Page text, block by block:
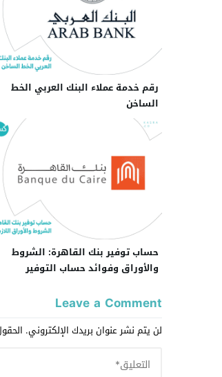
رقم خدمة عملاء البنك العربي الخط
الساخن
حساب توفير بنك القاهرة: الشروط
والأوراق وفوائد حساب التوفير
Leave a Comment
لن يتم نشر عنوان بريدك الإلكتروني.